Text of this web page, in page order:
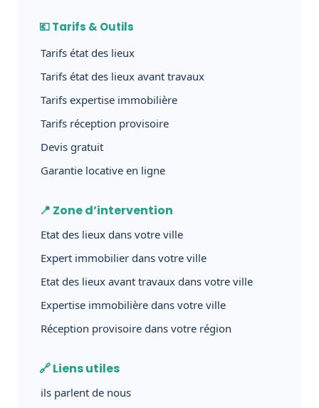
💶 Tarifs & Outils
Tarifs état des lieux
Tarifs état des lieux avant travaux
Tarifs expertise immobilière
Tarifs réception provisoire
Devis gratuit
Garantie locative en ligne
📍 Zone d’intervention
Etat des lieux dans votre ville
Expert immobilier dans votre ville
Etat des lieux avant travaux dans votre ville
Expertise immobilière dans votre ville
Réception provisoire dans votre région
🔗 Liens utiles
ils parlent de nous